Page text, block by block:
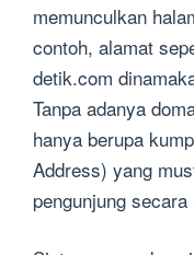
memunculkan
contoh, alamat
detik.com
Tanpa adanya
hanya berupa
Address) yang
pengunjung secara